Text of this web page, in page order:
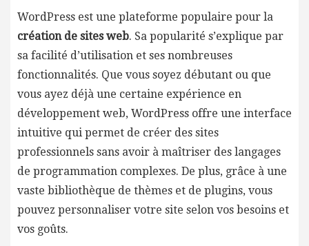
WordPress est une plateforme populaire pour la
création de sites web. Sa popularité s’explique par
sa facilité d’utilisation et ses nombreuses
fonctionnalités. Que vous soyez débutant ou que
vous ayez déjà une certaine expérience en
développement web, WordPress offre une interface
intuitive qui permet de créer des sites
professionnels sans avoir à maîtriser des langages
de programmation complexes. De plus, grâce à une
vaste bibliothèque de thèmes et de plugins, vous
pouvez personnaliser votre site selon vos besoins et
vos goûts.